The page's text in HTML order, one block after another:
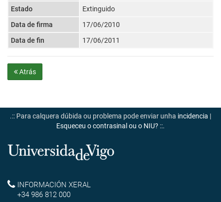
Estado
Extinguido
Data de firma
17/06/2010
Data de fin
17/06/2011
Atrás
.:: Para calquera dúbida ou problema pode enviar unha incidencia |
Esqueceu o contrasinal ou o NIU? ::.
Universidade
Vigo
Reitoría
INFORMACIÓN XERAL
+34 986 812 000